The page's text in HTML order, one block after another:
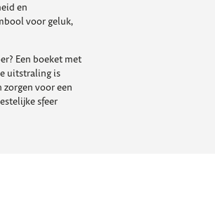
en
voor geluk,
Een boeket met
uitstraling is
zorgen voor een
sfeer